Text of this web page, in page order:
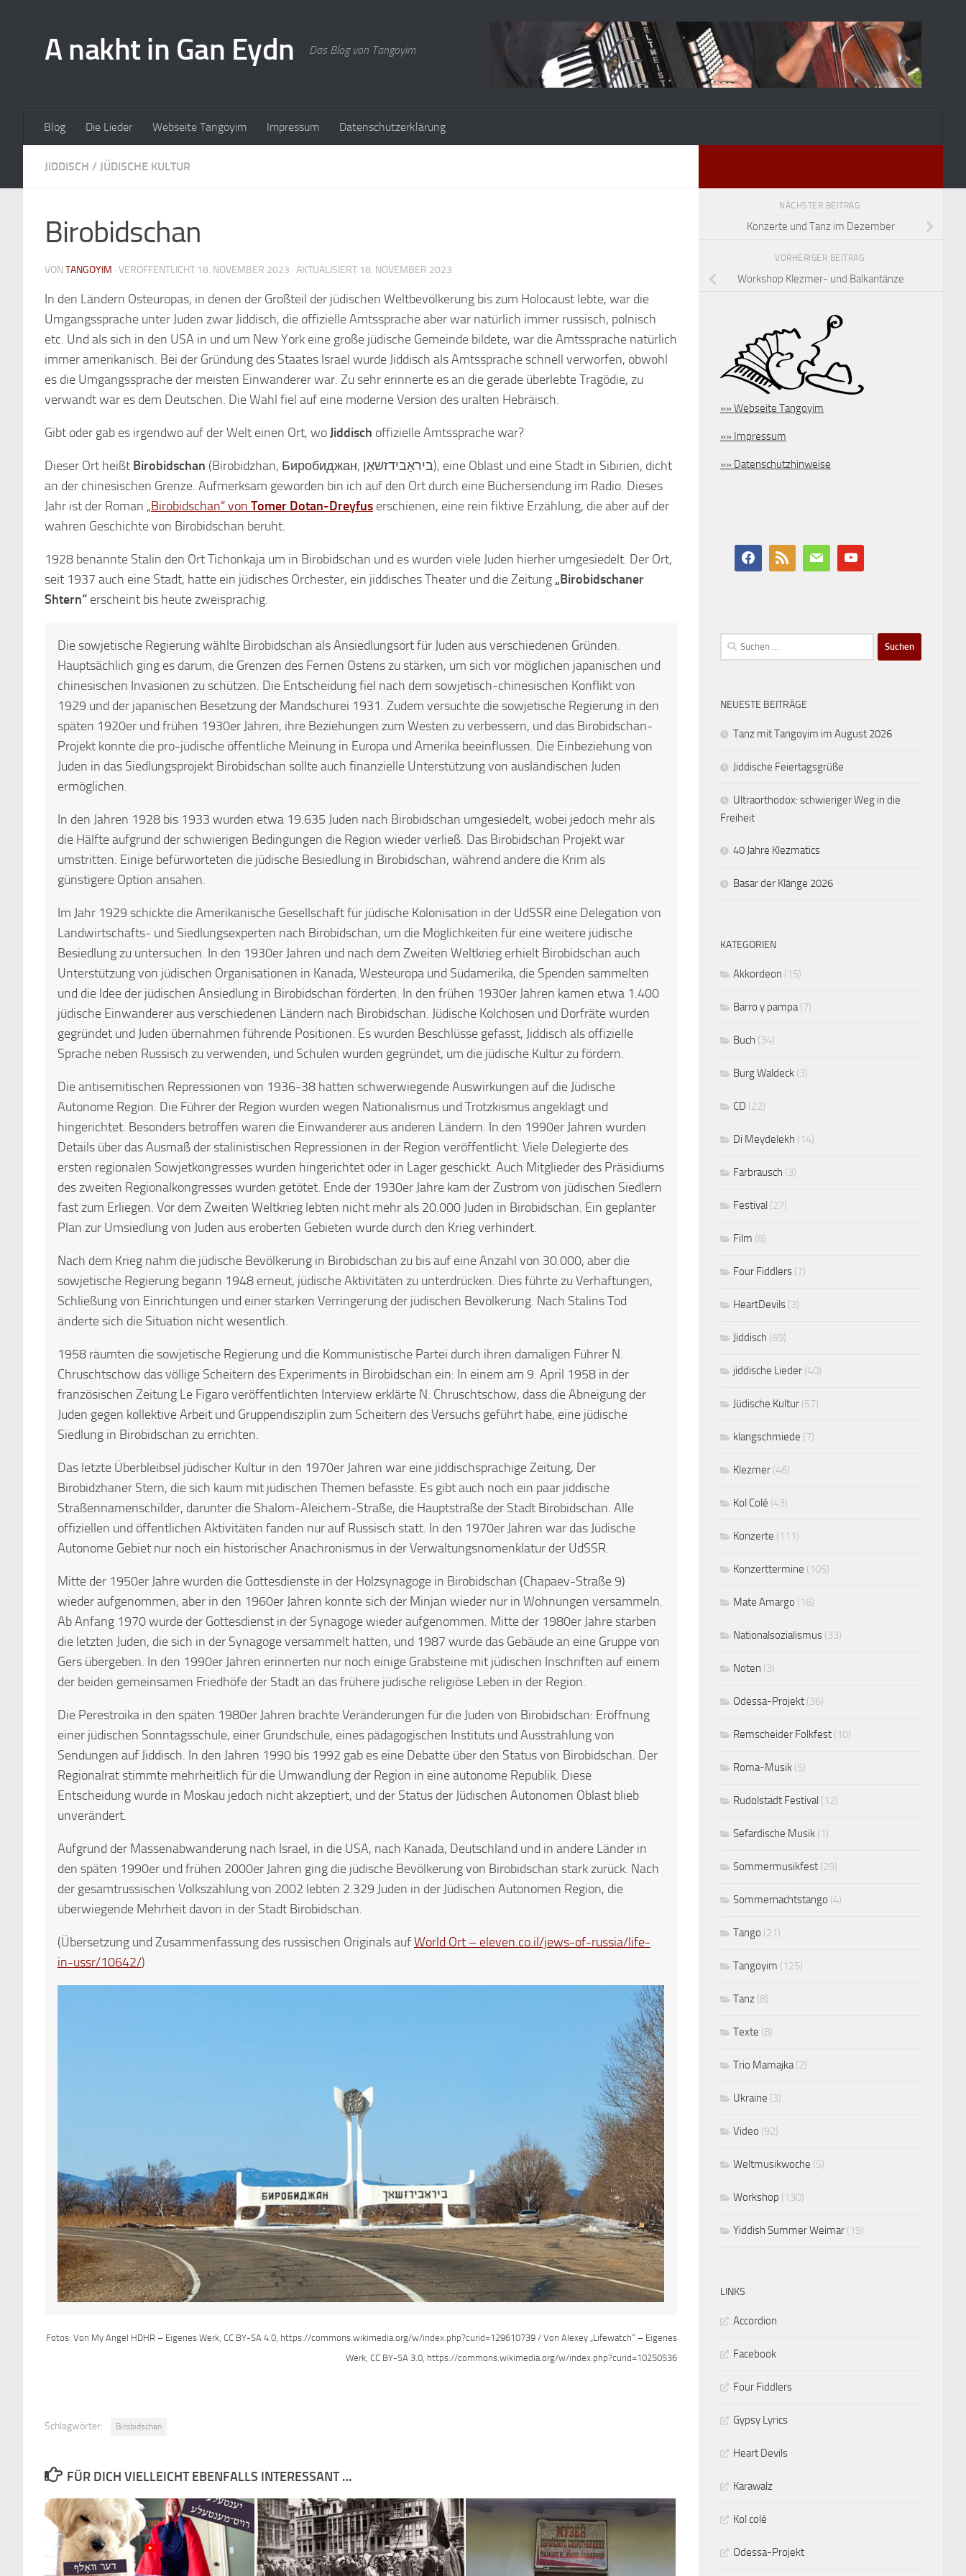
A nakht in Gan Eydn Das Blog von Tangoyim
Blog Die Lieder Webseite Tangoyim Impressum Datenschutzerklärung
JIDDISCH / JÜDISCHE KULTUR
Birobidschan
VON TANGOYIM · VERÖFFENTLICHT 18. NOVEMBER 2023 · AKTUALISIERT 18. NOVEMBER 2023
In den Ländern Osteuropas, in denen der Großteil der jüdischen Weltbevölkerung bis zum Holocaust lebte, war die
Umgangssprache unter Juden zwar Jiddisch, die offizielle Amtssprache aber war natürlich immer russisch, polnisch
etc. Und als sich in den USA in und um New York eine große jüdische Gemeinde bildete, war die Amtssprache natürlich
immer amerikanisch. Bei der Gründung des Staates Israel wurde Jiddisch als Amtssprache schnell verworfen, obwohl
es die Umgangssprache der meisten Einwanderer war. Zu sehr erinnerte es an die gerade überlebte Tragödie, zu
verwandt war es dem Deutschen. Die Wahl fiel auf eine moderne Version des uralten Hebräisch.
Gibt oder gab es irgendwo auf der Welt einen Ort, woJiddisch offizielle Amtssprache war?
Dieser Ort heißt Birobidschan (Birobidzhan, Биробиджан, ביראָבידזשאַן), eine Oblast und eine Stadt in Sibirien, dicht
an der chinesischen Grenze. Aufmerksam geworden bin ich auf den Ort durch eine Büchersendung im Radio. Dieses
Jahr ist der Roman „Birobidschan“ von Tomer Dotan-Dreyfus erschienen, eine rein fiktive Erzählung, die aber auf der
wahren Geschichte von Birobidschan beruht.
1928 benannte Stalin den Ort Tichonkaja um in Birobidschan und es wurden viele Juden hierher umgesiedelt. Der Ort,
seit 1937 auch eine Stadt, hatte ein jüdisches Orchester, ein jiddisches Theater und die Zeitung „Birobidschaner
Shtern“ erscheint bis heute zweisprachig.
Die sowjetische Regierung wählte Birobidschan als Ansiedlungsort für Juden aus verschiedenen Gründen.
Hauptsächlich ging es darum, die Grenzen des Fernen Ostens zu stärken, um sich vor möglichen japanischen und
chinesischen Invasionen zu schützen. Die Entscheidung fiel nach dem sowjetisch-chinesischen Konflikt von
1929 und der japanischen Besetzung der Mandschurei 1931. Zudem versuchte die sowjetische Regierung in den
späten 1920er und frühen 1930er Jahren, ihre Beziehungen zum Westen zu verbessern, und das Birobidschan-
Projekt konnte die pro-jüdische öffentliche Meinung in Europa und Amerika beeinflussen. Die Einbeziehung von
Juden in das Siedlungsprojekt Birobidschan sollte auch finanzielle Unterstützung von ausländischen Juden
ermöglichen.
In den Jahren 1928 bis 1933 wurden etwa 19.635 Juden nach Birobidschan umgesiedelt, wobei jedoch mehr als
die Hälfte aufgrund der schwierigen Bedingungen die Region wieder verließ. Das Birobidschan Projekt war
umstritten. Einige befürworteten die jüdische Besiedlung in Birobidschan, während andere die Krim als
günstigere Option ansahen.
Im Jahr 1929 schickte die Amerikanische Gesellschaft für jüdische Kolonisation in der UdSSR eine Delegation von
Landwirtschafts- und Siedlungsexperten nach Birobidschan, um die Möglichkeiten für eine weitere jüdische
Besiedlung zu untersuchen. In den 1930er Jahren und nach dem Zweiten Weltkrieg erhielt Birobidschan auch
Unterstützung von jüdischen Organisationen in Kanada, Westeuropa und Südamerika, die Spenden sammelten
und die Idee der jüdischen Ansiedlung in Birobidschan förderten. In den frühen 1930er Jahren kamen etwa 1.400
jüdische Einwanderer aus verschiedenen Ländern nach Birobidschan. Jüdische Kolchosen und Dorfräte wurden
gegründet und Juden übernahmen führende Positionen. Es wurden Beschlüsse gefasst, Jiddisch als offizielle
Sprache neben Russisch zu verwenden, und Schulen wurden gegründet, um die jüdische Kultur zu fördern.
Die antisemitischen Repressionen von 1936-38 hatten schwerwiegende Auswirkungen auf die Jüdische
Autonome Region. Die Führer der Region wurden wegen Nationalismus und Trotzkismus angeklagt und
hingerichtet. Besonders betroffen waren die Einwanderer aus anderen Ländern. In den 1990er Jahren wurden
Details über das Ausmaß der stalinistischen Repressionen in der Region veröffentlicht. Viele Delegierte des
ersten regionalen Sowjetkongresses wurden hingerichtet oder in Lager geschickt. Auch Mitglieder des Präsidiums
des zweiten Regionalkongresses wurden getötet. Ende der 1930er Jahre kam der Zustrom von jüdischen Siedlern
fast zum Erliegen. Vor dem Zweiten Weltkrieg lebten nicht mehr als 20.000 Juden in Birobidschan. Ein geplanter
Plan zur Umsiedlung von Juden aus eroberten Gebieten wurde durch den Krieg verhindert.
Nach dem Krieg nahm die jüdische Bevölkerung in Birobidschan zu bis auf eine Anzahl von 30.000, aber die
sowjetische Regierung begann 1948 erneut, jüdische Aktivitäten zu unterdrücken. Dies führte zu Verhaftungen,
Schließung von Einrichtungen und einer starken Verringerung der jüdischen Bevölkerung. Nach Stalins Tod
änderte sich die Situation nicht wesentlich.
1958 räumten die sowjetische Regierung und die Kommunistische Partei durch ihren damaligen Führer N.
Chruschtschow das völlige Scheitern des Experiments in Birobidschan ein: In einem am 9. April 1958 in der
französischen Zeitung Le Figaro veröffentlichten Interview erklärte N. Chruschtschow, dass die Abneigung der
Juden gegen kollektive Arbeit und Gruppendisziplin zum Scheitern des Versuchs geführt habe, eine jüdische
Siedlung in Birobidschan zu errichten.
Das letzte Überbleibsel jüdischer Kultur in den 1970er Jahren war eine jiddischsprachige Zeitung, Der
Birobidzhaner Stern, die sich kaum mit jüdischen Themen befasste. Es gibt auch noch ein paar jiddische
Straßennamenschilder, darunter die Shalom-Aleichem-Straße, die Hauptstraße der Stadt Birobidschan. Alle
offiziellen und öffentlichen Aktivitäten fanden nur auf Russisch statt. In den 1970er Jahren war das Jüdische
Autonome Gebiet nur noch ein historischer Anachronismus in der Verwaltungsnomenklatur der UdSSR.
Mitte der 1950er Jahre wurden die Gottesdienste in der Holzsynagoge in Birobidschan (Chapaev-Straße 9)
wieder aufgenommen, aber in den 1960er Jahren konnte sich der Minjan wieder nur in Wohnungen versammeln.
Ab Anfang 1970 wurde der Gottesdienst in der Synagoge wieder aufgenommen. Mitte der 1980er Jahre starben
die letzten Juden, die sich in der Synagoge versammelt hatten, und 1987 wurde das Gebäude an eine Gruppe von
Gers übergeben. In den 1990er Jahren erinnerten nur noch einige Grabsteine mit jüdischen Inschriften auf einem
der beiden gemeinsamen Friedhöfe der Stadt an das frühere jüdische religiöse Leben in der Region.
Die Perestroika in den späten 1980er Jahren brachte Veränderungen für die Juden von Birobidschan: Eröffnung
einer jüdischen Sonntagsschule, einer Grundschule, eines pädagogischen Instituts und Ausstrahlung von
Sendungen auf Jiddisch. In den Jahren 1990 bis 1992 gab es eine Debatte über den Status von Birobidschan. Der
Regionalrat stimmte mehrheitlich für die Umwandlung der Region in eine autonome Republik. Diese
Entscheidung wurde in Moskau jedoch nicht akzeptiert, und der Status der Jüdischen Autonomen Oblast blieb
unverändert.
Aufgrund der Massenabwanderung nach Israel, in die USA, nach Kanada, Deutschland und in andere Länder in
den späten 1990er und frühen 2000er Jahren ging die jüdische Bevölkerung von Birobidschan stark zurück. Nach
der gesamtrussischen Volkszählung von 2002 lebten 2.329 Juden in der Jüdischen Autonomen Region, die
überwiegende Mehrheit davon in der Stadt Birobidschan.
(Übersetzung und Zusammenfassung des russischen Originals aufWorld Ort – eleven.co.il/jews-of-russia/life-
in-ussr/10642/)
Fotos: Von My Angel HDHR – Eigenes Werk, CC BY-SA 4.0, https://commons.wikimedia.org/w/index.php?curid=129610739 / Von Alexey „Lifewatch“ – Eigenes
Werk, CC BY-SA 3.0, https://commons.wikimedia.org/w/index.php?curid=10250536
Schlagwörter: Birobidschan
FÜR DICH VIELLEICHT EBENFALLS INTERESSANT …
NÄCHSTER BEITRAG
Konzerte und Tanz im Dezember
VORHERIGER BEITRAG
Workshop Klezmer- und Balkantänze
»» Webseite Tangoyim
»» Impressum
»» Datenschutzhinweise
Suchen
nach:
NEUESTE BEITRÄGE
Tanz mit Tangoyim im August 2026
Jiddische Feiertagsgrüße
Ultraorthodox: schwieriger Weg in die
Freiheit
40 Jahre Klezmatics
Basar der Klänge 2026
KATEGORIEN
Akkordeon (15)
Barro y pampa (7)
Buch (34)
Burg Waldeck (3)
CD (22)
Di Meydelekh (14)
Farbrausch (3)
Festival (27)
Film (8)
Four Fiddlers (7)
HeartDevils (3)
Jiddisch (69)
jiddische Lieder (40)
Jüdische Kultur (57)
klangschmiede (7)
Klezmer (46)
Kol Colé (43)
Konzerte (111)
Konzerttermine (105)
Mate Amargo (16)
Nationalsozialismus (33)
Noten (3)
Odessa-Projekt (36)
Remscheider Folkfest (10)
Roma-Musik (5)
Rudolstadt Festival (12)
Sefardische Musik (1)
Sommermusikfest (29)
Sommernachtstango (4)
Tango (21)
Tangoyim (125)
Tanz (8)
Texte (8)
Trio Mamajka (2)
Ukraine (3)
Video (92)
Weltmusikwoche (5)
Workshop (130)
Yiddish Summer Weimar (19)
LINKS
Accordion
Facebook
Four Fiddlers
Gypsy Lyrics
Heart Devils
Karawalz
Kol colé
Odessa-Projekt